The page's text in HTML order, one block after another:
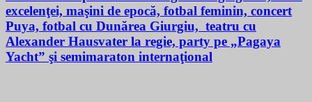
excelenţei, maşini de epocă, fotbal feminin, concert
Puya, fotbal cu Dunărea Giurgiu, teatru cu
Alexander Hausvater la regie, party pe „Pagaya
Yacht” şi semimaraton internaţional